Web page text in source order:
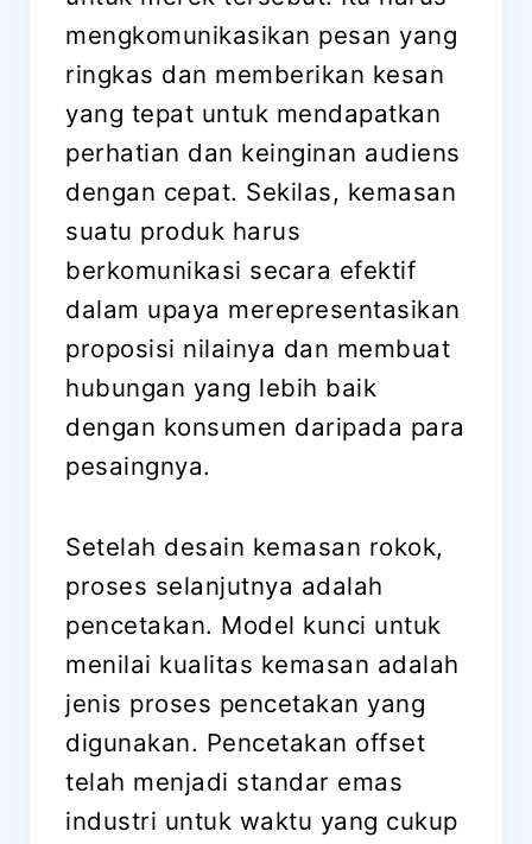
mengkomunikasikan pesan yang
ringkas dan memberikan kesan
yang tepat untuk mendapatkan
perhatian dan keinginan audiens
dengan cepat. Sekilas, kemasan
suatu produk harus
berkomunikasi secara efektif
dalam upaya merepresentasikan
proposisi nilainya dan membuat
hubungan yang lebih baik
dengan konsumen daripada para
pesaingnya.
Setelah desain kemasan rokok,
proses selanjutnya adalah
pencetakan. Model kunci untuk
menilai kualitas kemasan adalah
jenis proses pencetakan yang
digunakan. Pencetakan offset
telah menjadi standar emas
industri untuk waktu yang cukup